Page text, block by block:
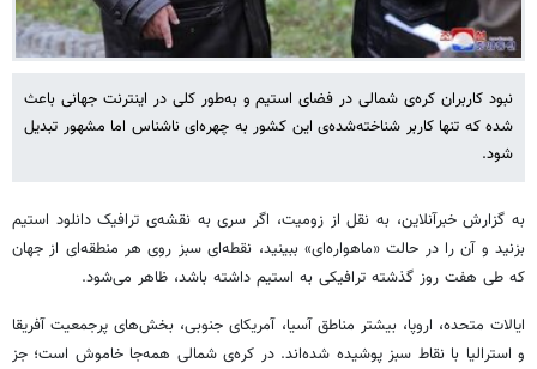
نبود کاربران کره‌ی شمالی در فضای استیم و به‌طور کلی در اینترنت جهانی باعث
شده که تنها کاربر شناخته‌شده‌ی این کشور به چهره‌ای ناشناس اما مشهور تبدیل
شود.
به گزارش خبرآنلاین، به نقل از زومیت، اگر سری به نقشه‌ی ترافیک دانلود استیم
بزنید و آن را در حالت «ماهواره‌ای» ببینید، نقطه‌ای سبز روی هر منطقه‌ای از جهان
که طی هفت روز گذشته ترافیکی به استیم داشته باشد، ظاهر می‌شود.
ایالات متحده، اروپا، بیشتر مناطق آسیا، آمریکای جنوبی، بخش‌های پرجمعیت آفریقا
و استرالیا با نقاط سبز پوشیده شده‌اند. در کره‌ی شمالی همه‌جا خاموش است؛ جز